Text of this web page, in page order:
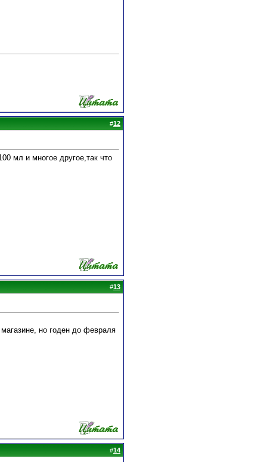
#12
мл и многое другое,так что
#13
но годен до февраля
#14